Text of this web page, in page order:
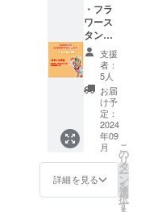
・フラ
ワース
タンド
への名
前掲載
（小）
当日会
場にあ
るフラ
ワース
タンド
に生誕
祭支援
者とし
てお名
前を掲
支援
者：
5人
お届
け予
定：
2024
年09
月
詳細を見る
こ
の
リ
タ
ー
ン
を
選
択
す